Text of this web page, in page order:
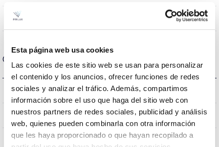
Esta página web usa cookies
Las cookies de este sitio web se usan para personalizar
el contenido y los anuncios, ofrecer funciones de redes
sociales y analizar el tráfico. Además, compartimos
información sobre el uso que haga del sitio web con
nuestros partners de redes sociales, publicidad y análisis
web, quienes pueden combinarla con otra información
que les haya proporcionado o que hayan recopilado a
Optical data
Colour temperature 2700K
CRI Colour rendering index 80